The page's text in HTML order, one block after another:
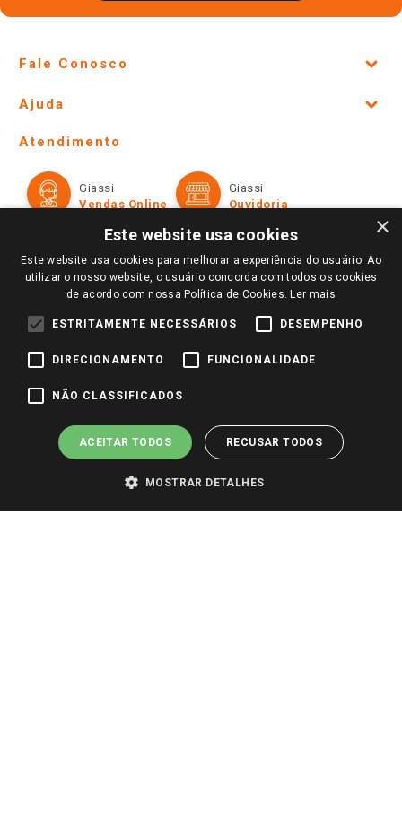
Fale Conosco
Lojas Físicas e Horários
Ofertas
Televendas
Perguntas frequentes
Trabalhe Conosco
Identidade Visual
Ajuda
Formas de Pagamento
Políticas de entrega
Trocas e Devoluções
Atendimento
Giassi
Vendas Online
Giassi
Ouvidoria
Redes Sociais
Pagamento e Segurança
×
Este website usa cookies
Este website usa cookies para melhorar a experiência do usuário. Ao
utilizar o nosso website, o usuário concorda com todos os cookies
de acordo com nossa Política de Cookies. Ler mais
ESTRITAMENTE NECESSÁRIOS DESEMPENHO
DIRECIONAMENTO FUNCIONALIDADE
NÃO CLASSIFICADOS
ACEITAR TODOS RECUSAR TODOS
MOSTRAR DETALHES